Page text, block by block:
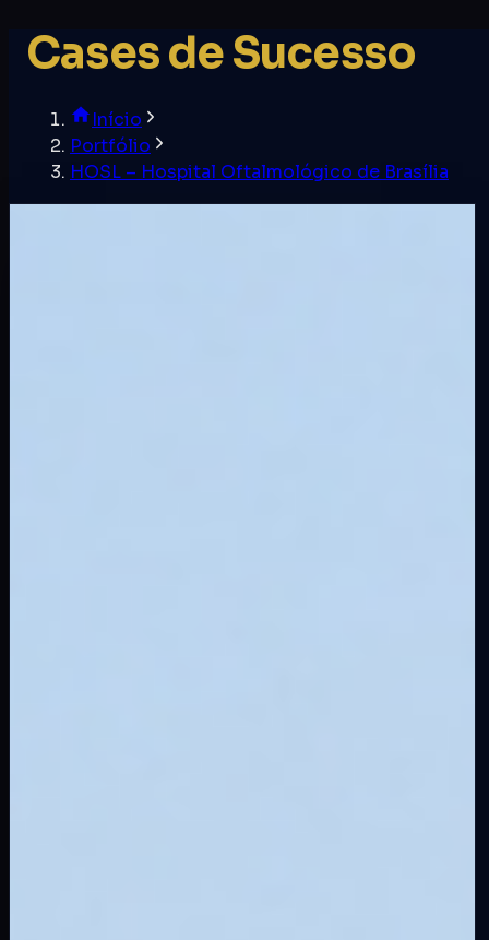
Cases de Sucesso
Início
Portfólio
HOSL – Hospital Oftalmológico de Brasília